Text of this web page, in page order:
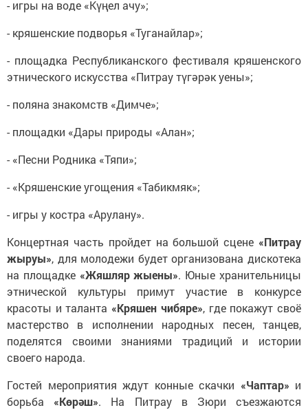
- игры на воде «Күңел ачу»;
- кряшенские подворья «Туганайлар»;
- площадка Республиканского фестиваля кряшенского
этнического искусства «Питрау түгәрәк уены»;
- поляна знакомств «Димче»;
- площадки «Дары природы «Алан»;
- «Песни Родника «Тяпи»;
- «Кряшенские угощения «Табикмяк»;
- игры у костра «Арулану».
Концертная часть пройдет на большой сцене «Питрау
жыруы», для молодежи будет организована дискотека
на площадке «Жяшляр жыены». Юные хранительницы
этнической культуры примут участие в конкурсе
красоты и таланта «Кряшен чибяре», где покажут своё
мастерство в исполнении народных песен, танцев,
поделятся своими знаниями традиций и истории
своего народа.
Гостей мероприятия ждут конные скачки «Чаптар» и
борьба «Көрәш». На Питрау в Зюри съезжаются